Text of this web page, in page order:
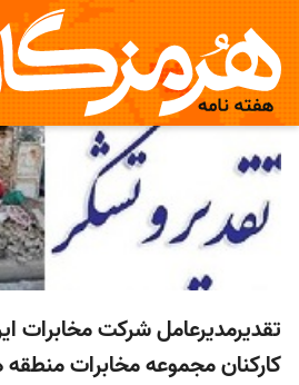
تقدیرمدیرعامل شرکت مخابرات
کارکنان مجموعه مخابرات منطقه